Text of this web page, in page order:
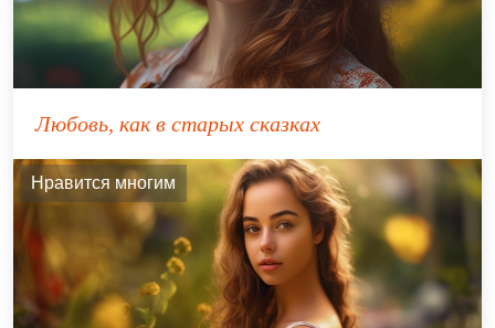
Любовь, как в старых сказках
Нравится многим